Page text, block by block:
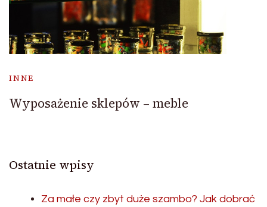
INNE
Wyposażenie sklepów – meble
Ostatnie wpisy
Za małe czy zbyt duże szambo? Jak dobrać